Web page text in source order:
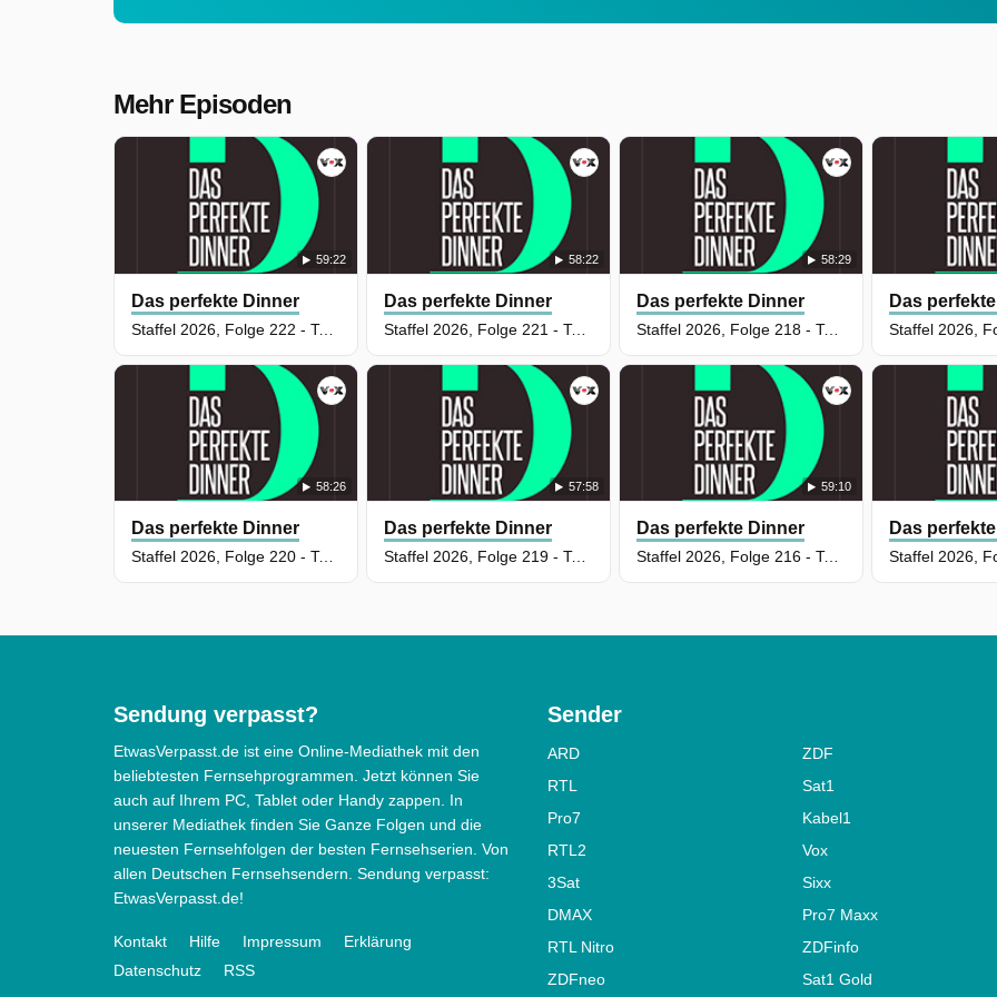
Mehr Episoden
59:22
Das perfekte Dinner
Staffel 2026, Folge 222 - Tag 4: Kevin, Aachen
58:22
Das perfekte Dinner
Staffel 2026, Folge 221 - Tag 3: Kim, Aachen
58:26
Das perfekte Dinner
Staffel 2026, Folge 220 - Tag 2: Alida, Aachen
57:58
Das perfekte Dinner
Staffel 2026, Folge 219 - Tag 1: Bastian, Aachen
58:29
Das perfekte Dinner
Staffel 2026, Folge 218 - Tag 5: Susanne, Darmstadt
Das
59:10
Das perfekte Dinner
Staffel 2026, Folge 216 - Tag 3: Max, Darmstadt
Das
Sendung verpasst?
EtwasVerpasst.de ist eine Online-Mediathek mit den
beliebtesten Fernsehprogrammen. Jetzt können Sie
auch auf Ihrem PC, Tablet oder Handy zappen. In
unserer Mediathek finden Sie Ganze Folgen und die
neuesten Fernsehfolgen der besten Fernsehserien. Von
allen Deutschen Fernsehsendern. Sendung verpasst:
EtwasVerpasst.de!
Kontakt Hilfe Impressum
Erklärung
Datenschutz
RSS
Sender
ARD
ZDF
RTL
Sat1
Pro7
Kabel1
RTL2
Vox
3Sat
Sixx
DMAX
Pro7 Maxx
RTL Nitro
ZDFinfo
ZDFneo
Sat1 Gold